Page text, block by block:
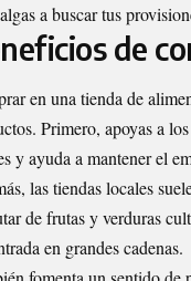
a buscar tus
de
en una tienda de
Primero, apoyas a
y ayuda a mantener el
las tiendas locales
de frutas y verduras
en grandes cadenas.